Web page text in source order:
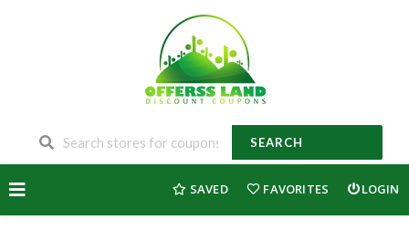
SEARCH
to
content
SAVED FAVORITES LOGIN